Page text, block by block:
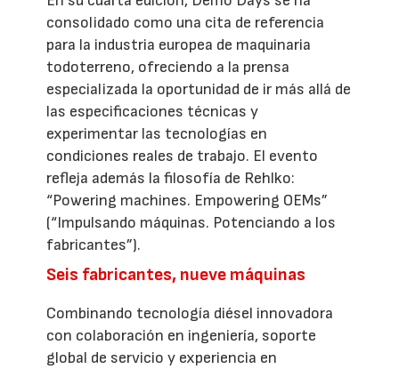
consolidado como una cita de referencia
para la industria europea de maquinaria
todoterreno, ofreciendo a la prensa
especializada la oportunidad de ir más allá de
las especificaciones técnicas y
experimentar las tecnologías en
condiciones reales de trabajo. El evento
refleja además la filosofía de Rehlko:
“Powering machines. Empowering OEMs”
(“Impulsando máquinas. Potenciando a los
fabricantes”).
Seis fabricantes, nueve máquinas
Combinando tecnología diésel innovadora
con colaboración en ingeniería, soporte
global de servicio y experiencia en